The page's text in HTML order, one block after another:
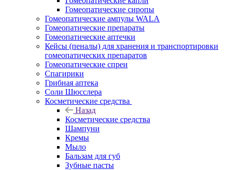
Гомеопатические сиропы
Гомеопатические ампулы WALA
Гомеопатические препараты
Гомеопатические аптечки
Кейсы (пеналы) для хранения и транспортировки
гомеопатических препаратов
Гомеопатические спреи
Спагирики
Грибная аптека
Соли Шюсслера
Косметические средства
Назад
Косметические средства
Шампуни
Кремы
Мыло
Бальзам для губ
Зубные пасты